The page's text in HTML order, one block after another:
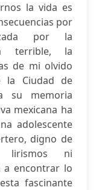
la vida es
por
por la
terrible, la
de mi olvido
la Ciudad de
su memoria
mexicana ha
adolescente
digno de
lirismos ni
a encontrar lo
fascinante